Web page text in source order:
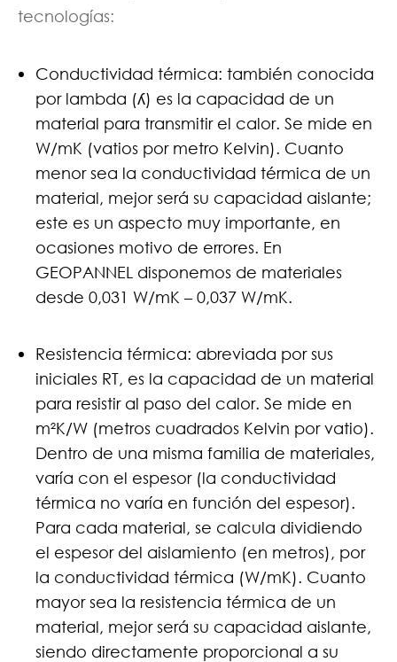
NOSOTROS
tecnologías:
Conductividad térmica: también conocida
por lambda (ʎ) es la capacidad de un
material para transmitir el calor. Se mide en
W/mK (vatios por metro Kelvin). Cuanto
menor sea la conductividad térmica de un
material, mejor será su capacidad aislante;
este es un aspecto muy importante, en
ocasiones motivo de errores. En
GEOPANNEL disponemos de materiales
desde 0,031 W/mK – 0,037 W/mK.
Resistencia térmica: abreviada por sus
iniciales RT, es la capacidad de un material
para resistir al paso del calor. Se mide en
m²K/W (metros cuadrados Kelvin por vatio).
Dentro de una misma familia de materiales,
varía con el espesor (la conductividad
térmica no varía en función del espesor).
Para cada material, se calcula dividiendo
el espesor del aislamiento (en metros), por
la conductividad térmica (W/mK). Cuanto
mayor sea la resistencia térmica de un
material, mejor será su capacidad aislante,
siendo directamente proporcional a su